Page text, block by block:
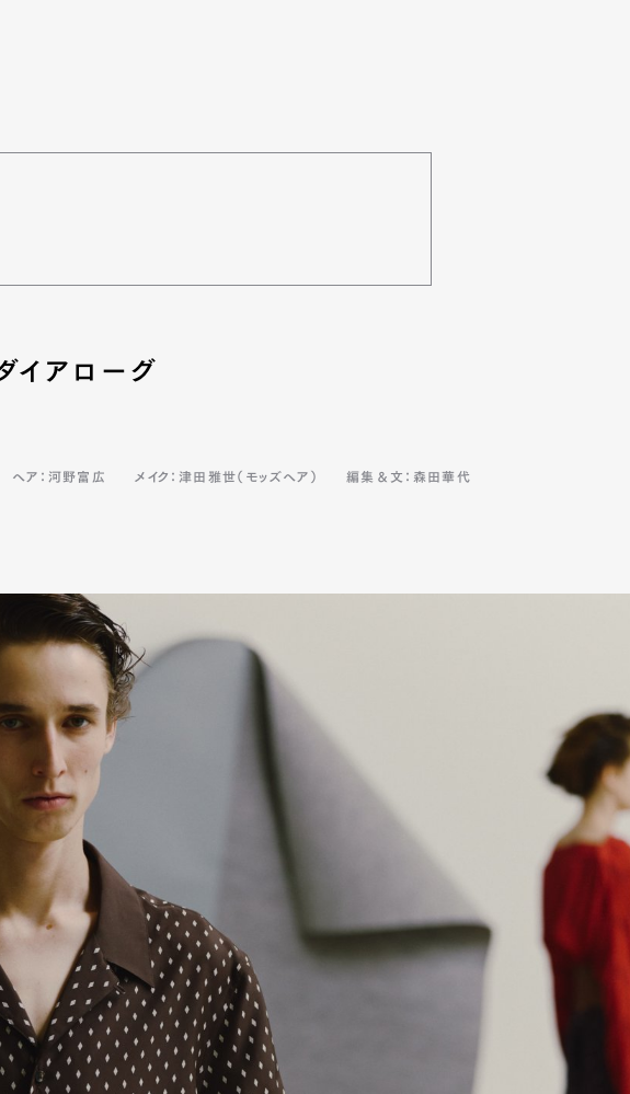
Membership Magazine
Meet Pen international Pen tw
イアローグ
ヘア：河野富広 メイク：津田雅世（モッズヘア） 編集＆文：森田華代